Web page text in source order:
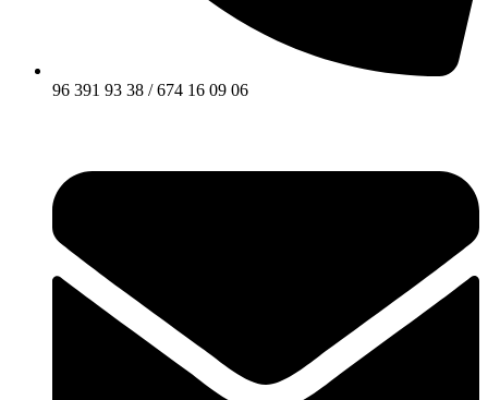
96 391 93 38 / 674 16 09 06